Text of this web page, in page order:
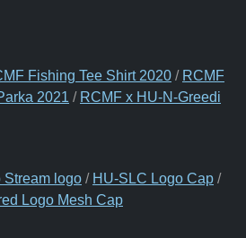
Fishing Tee Shirt 2020 / RCMF
2021 / RCMF x HU-N-Greedi
Stream logo / HU-SLC Logo Cap /
Logo Mesh Cap